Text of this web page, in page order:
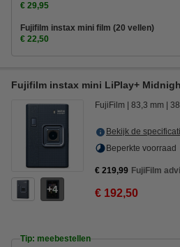
€ 29,95
Fujifilm instax mini film (20 vellen)
€ 22,50
Fujifilm instax mini LiPlay+
4
FujiFilm 83,3 mm
Bekijk de
Beperkte voorraad
€ 219,99 FujiFilm
€ 192,50
Tip: meebestellen